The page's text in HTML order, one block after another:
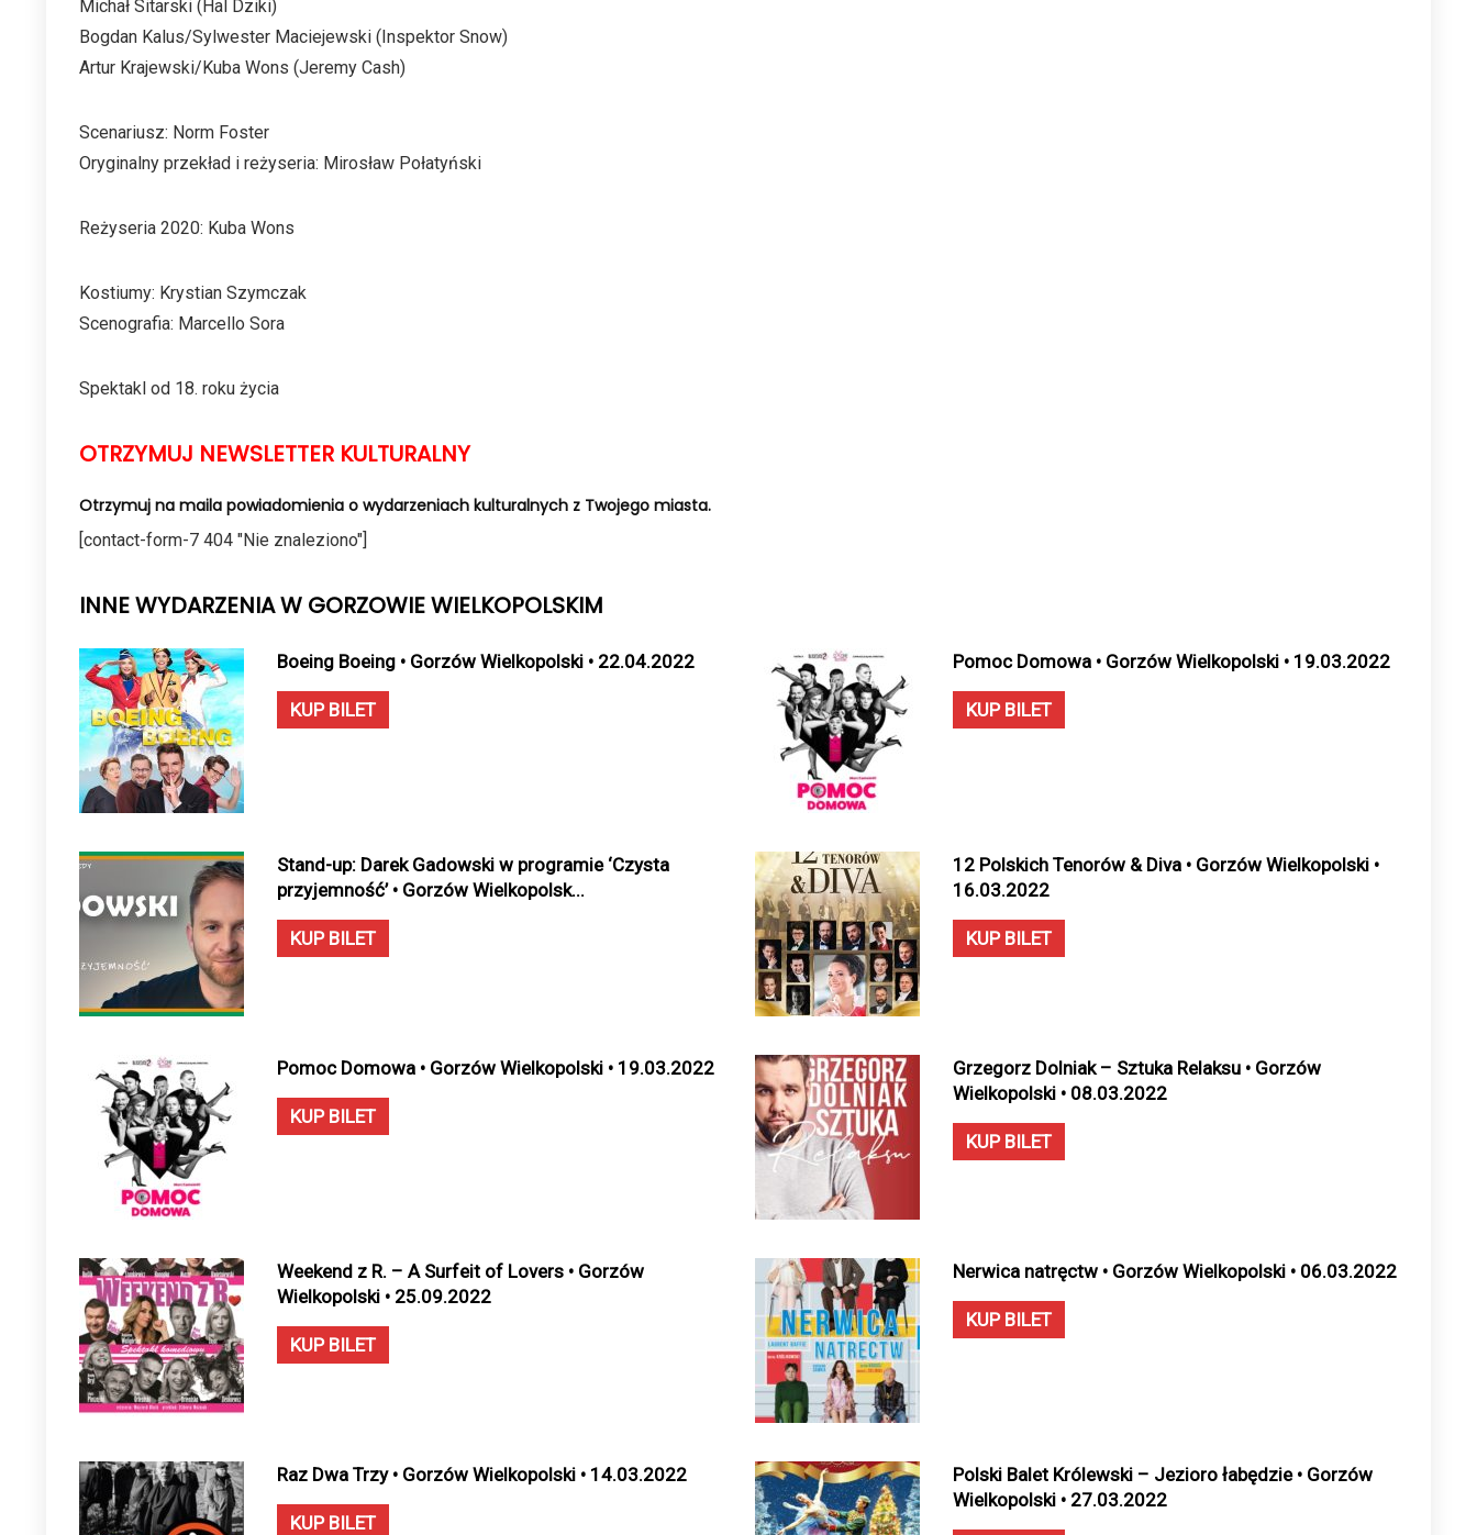
Michał Sitarski (Hal Dziki)
Bogdan Kalus/Sylwester Maciejewski (Inspektor Snow)
Artur Krajewski/Kuba Wons (Jeremy Cash)
Scenariusz: Norm Foster
Oryginalny przekład i reżyseria: Mirosław Połatyński
Reżyseria 2020: Kuba Wons
Kostiumy: Krystian Szymczak
Scenografia: Marcello Sora
Spektakl od 18. roku życia
OTRZYMUJ NEWSLETTER KULTURALNY
Otrzymuj na maila powiadomienia o wydarzeniach kulturalnych z Twojego miasta.
[contact-form-7 404 "Nie znaleziono"]
INNE WYDARZENIA W GORZOWIE WIELKOPOLSKIM
Boeing Boeing • Gorzów Wielkopolski • 22.04.2022
KUP BILET
Pomoc Domowa • Gorzów Wielkopolski • 19.03.2022
KUP BILET
Stand-up: Darek Gadowski w programie ‘Czysta
przyjemność’ • Gorzów Wielkopolsk...
KUP BILET
12 Polskich Tenorów & Diva • Gorzów Wielkopolski •
16.03.2022
KUP BILET
Pomoc Domowa • Gorzów Wielkopolski • 19.03.2022
KUP BILET
Grzegorz Dolniak – Sztuka Relaksu • Gorzów
Wielkopolski • 08.03.2022
KUP BILET
Weekend z R. – A Surfeit of Lovers • Gorzów
Wielkopolski • 25.09.2022
KUP BILET
Nerwica natręctw • Gorzów Wielkopolski • 06.03.2022
KUP BILET
Raz Dwa Trzy • Gorzów Wielkopolski • 14.03.2022
KUP BILET
Polski Balet Królewski – Jezioro łabędzie • Gorzów
Wielkopolski • 27.03.2022